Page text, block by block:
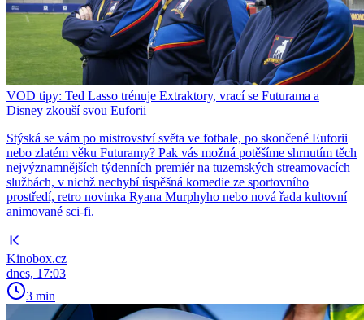
VOD tipy: Ted Lasso trénuje Extraktory, vrací se Futurama a
Disney zkouší svou Euforii
Stýská se vám po mistrovství světa ve fotbale, po skončené Euforii
nebo zlatém věku Futuramy? Pak vás možná potěšíme shrnutím těch
nejvýznamnějších týdenních premiér na tuzemských streamovacích
službách, v nichž nechybí úspěšná komedie ze sportovního
prostředí, retro novinka Ryana Murphyho nebo nová řada kultovní
animované sci-fi.
Kinobox.cz
dnes, 17:03
3 min